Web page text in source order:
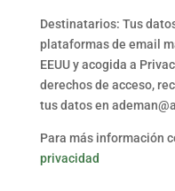
Destinatarios: Tus
plataformas de email
EEUU y acogida a
derechos de acceso,
tus datos en
Para más información
privacidad